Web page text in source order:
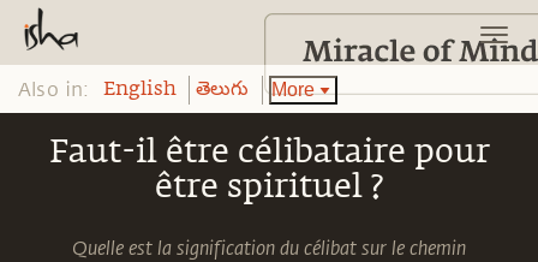
Also in: English తెలుగు More
Faut-il être célibataire pour
être spirituel ?
Quelle est la signification du célibat sur le chemin